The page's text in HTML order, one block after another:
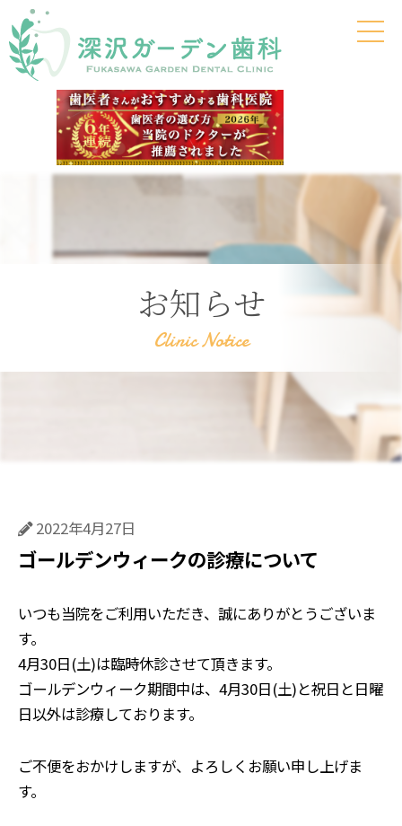
お知らせ
Clinic Notice
2022年4月27日
ゴールデンウィークの診療について
いつも当院をご利用いただき、誠にありがとうございま
す。
4月30日(土)は臨時休診させて頂きます。
ゴールデンウィーク期間中は、4月30日(土)と祝日と日曜
日以外は診療しております。
ご不便をおかけしますが、よろしくお願い申し上げま
す。